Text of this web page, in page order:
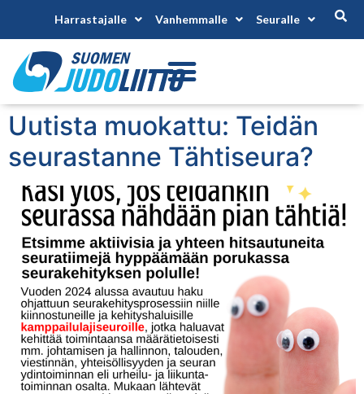
Harrastajalle Vanhemmalle Seuralle
Uutista muokattu: Teidän
seurastanne Tähtiseura?